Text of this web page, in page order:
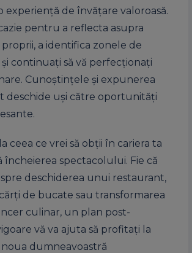
experiență de învățare valoroasă.
pentru a reflecta asupra
a identifica zonele de
continuați să vă perfecționați
Cunoștințele și expunerea
deschide uși către oportunități
ceea ce vrei să obții în cariera ta
încheierea spectacolului. Fie că
deschiderea unui restaurant,
de bucate sau transformarea
culinar, un plan post-
vă va ajuta să profitați la
dumneavoastră